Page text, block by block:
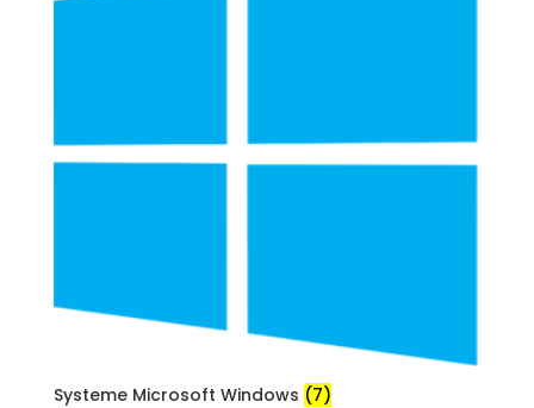
Systeme Microsoft Windows (7)